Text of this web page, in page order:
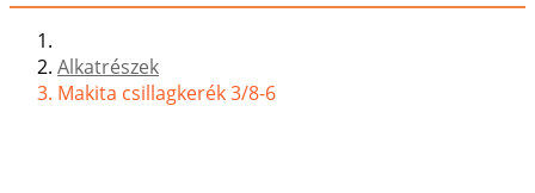
Alkatrészek
Makita csillagkerék 3/8-6